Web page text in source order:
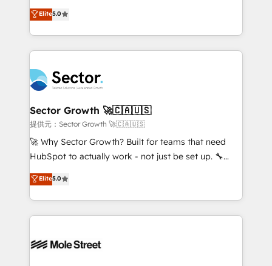
Oferecemos ainda agentes de IA especializados em
HubSpot que automatizam tarefas executam rotinas
empresas em 13 países utilizam a Nexforce. Somos
a maior parceira da HubSpot na América Latina e
líder no ranking global de sucesso do cliente da
HubSpot.
one of HubSpot's most experienced and technically
capable Agency Partners globally. We specialise in
complex CRM migrations, implementations,
integrations, custom CMS portal development,
businesses. Our teams are based in North America
and APAC. We are HubSpot's top-ranked Advanced
Implementation Certified Partner and we contribute
to their advisory council. We strive to do 'good work
with good people' and have worked with incredible
brands. You can see some of them on our website,
Elite5.0
Sector Growth 🚀🇨🇦🇺🇸
提供元：Sector Growth 🚀🇨🇦🇺🇸
🚀 Why Sector Growth? Built for teams that need
HubSpot to actually work - not just be set up. 🔧
HubSpot Experts: Onboarding, migrations,
automation, and training built for adoption. ⚡ Highly
Technical Execution: ERP, EMR and Custom
Integrations; complex builds delivered in weeks, not
workflows; automation agents; process optimization
Elite5.0